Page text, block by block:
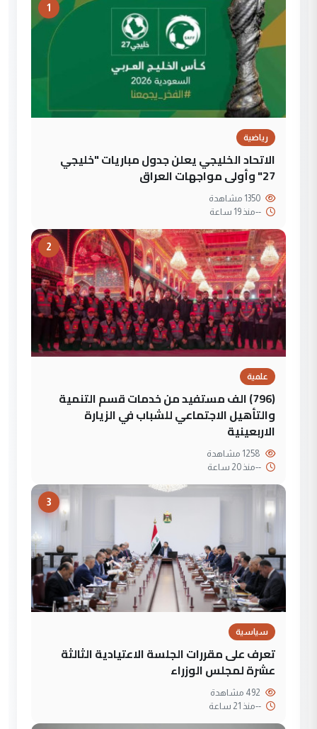
1
رياضية
الاتحاد الخليجي يعلن جدول مباريات "خليجي
27" وأولى مواجهات العراق
--منذ 19 ساعة
2
علمية
(796) الف مستفيد من خدمات قسم التنمية
والتأهيل الاجتماعي للشباب في الزيارة
الاربعينية
--منذ 20 ساعة
3
سياسية
تعرف على مقررات الجلسة الاعتيادية الثالثة
عشرة لمجلس الوزراء
--منذ 21 ساعة